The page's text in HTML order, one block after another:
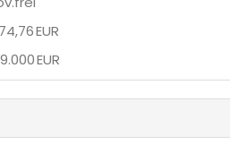
EUR
EUR